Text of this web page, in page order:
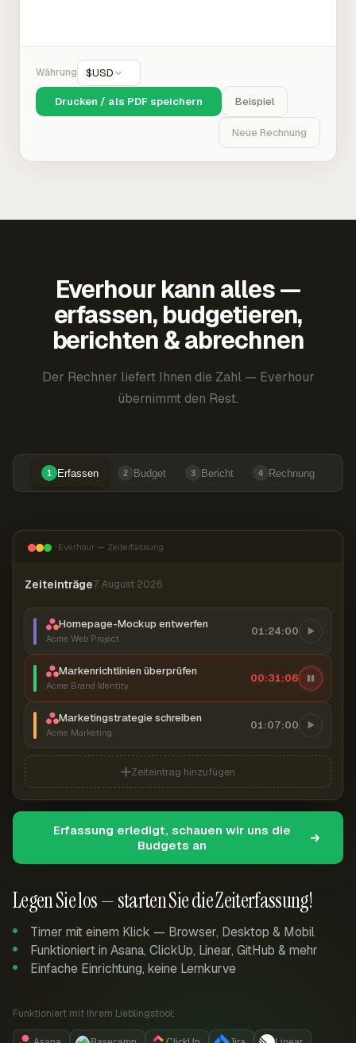
Währung $USD
Drucken / als PDF speichern Beispiel
Neue Rechnung
Everhour kann alles —
erfassen, budgetieren,
berichten & abrechnen
Der Rechner liefert Ihnen die Zahl — Everhour
übernimmt den Rest.
1 Erfassen 2 Budget 3 Bericht 4 Rechnung
Legen Sie los — starten Sie die Zeiterfassung!
Timer mit einem Klick — Browser, Desktop & Mobil
Funktioniert in Asana, ClickUp, Linear, GitHub & mehr
Einfache Einrichtung, keine Lernkurve
Funktioniert mit Ihrem Lieblingstool:
Everhour — Zeiterfassung
Zeiteinträge7. August 2026
Homepage-Mockup entwerfen
Acme Web Project
01:24:00
Markenrichtlinien überprüfen
Acme Brand Identity
00:31:07
Marketingstrategie schreiben
Acme Marketing
01:07:00
Zeiteintrag hinzufügen
Erfassung erledigt, schauen wir uns die
Budgets an